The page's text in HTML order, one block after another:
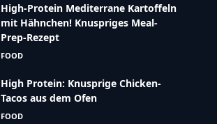
High-Protein Mediterrane Kartoffeln
mit Hähnchen! Knuspriges Meal-
Prep-Rezept
FOOD
High Protein: Knusprige Chicken-
Tacos aus dem Ofen
FOOD